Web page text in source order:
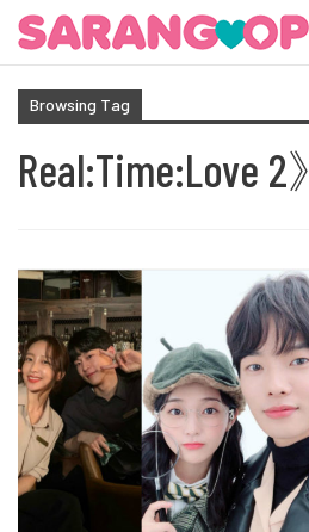
Browsing Tag
Real:Time:Love 2》